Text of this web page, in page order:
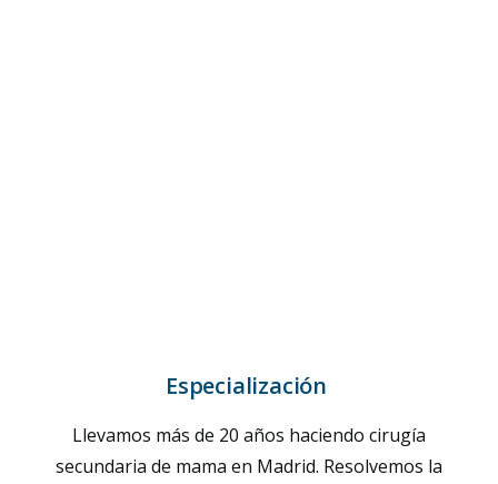
Especialización
Llevamos más de 20 años haciendo cirugía
secundaria de mama en Madrid. Resolvemos la